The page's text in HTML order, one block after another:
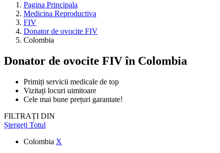
Pagina Principala
Medicina Reproductiva
FIV
Donator de ovocite FIV
Colombia
Donator de ovocite FIVîn Colombia
Primiți servicii medicale de top
Vizitați locuri uimitoare
Cele mai bune prețuri garantate!
FILTRAȚI DIN
Ștergeți Totul
Colombia X